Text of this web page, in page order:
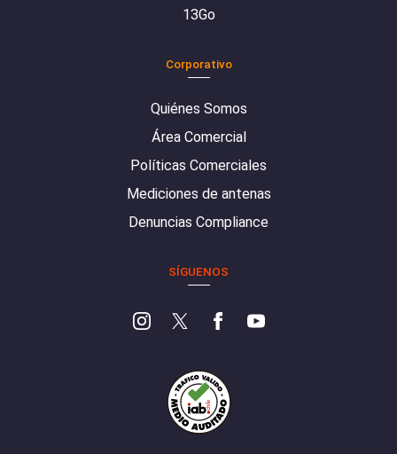
13Go
Corporativo
Quiénes Somos
Área Comercial
Políticas Comerciales
Mediciones de antenas
Denuncias Compliance
SÍGUENOS